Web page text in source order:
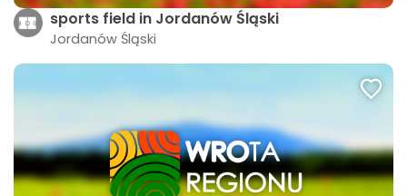
sports field in Jordanów Śląski
Jordanów Śląski